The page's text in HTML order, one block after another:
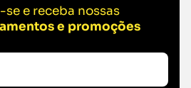
e receba nossas
e promoções